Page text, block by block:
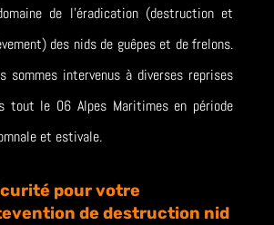
de l’éradication (destruction et
des nids de guêpes et de frelons.
sommes intervenus à diverses reprises
tout le 06 Alpes Maritimes en période
et estivale.
pour votre
de destruction nid